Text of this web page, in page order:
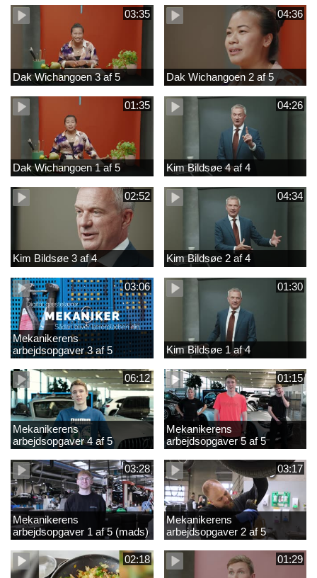
03:35
Dak Wichangoen 3 af 5
04:36
Dak Wichangoen 2 af 5
01:35
Dak Wichangoen 1 af 5
04:26
Kim Bildsøe 4 af 4
02:52
Kim Bildsøe 3 af 4
04:34
Kim Bildsøe 2 af 4
03:06
Mekanikerens
arbejdsopgaver 3 af 5
(lærepladssøgning)
01:30
Kim Bildsøe 1 af 4
06:12
Mekanikerens
arbejdsopgaver 4 af 5
(Frederik Vesti)
01:15
Mekanikerens
arbejdsopgaver 5 af 5
(Frederik Vesti)
03:28
Mekanikerens
arbejdsopgaver 1 af 5 (mads)
03:17
Mekanikerens
arbejdsopgaver 2 af 5
(magnus)
02:18
01:29